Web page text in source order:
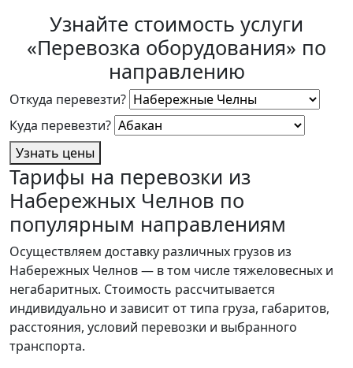
Узнайте стоимость услуги
«Перевозка оборудования» по
направлению
Откуда перевезти?
Куда перевезти?
Узнать цены
Тарифы на перевозки из
Набережных Челнов по
популярным направлениям
Осуществляем доставку различных грузов из
Набережных Челнов — в том числе тяжеловесных и
негабаритных. Стоимость рассчитывается
индивидуально и зависит от типа груза, габаритов,
расстояния, условий перевозки и выбранного
транспорта.